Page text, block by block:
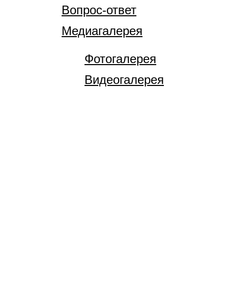
Вопрос-ответ
Медиагалерея
Фотогалерея
Видеогалерея